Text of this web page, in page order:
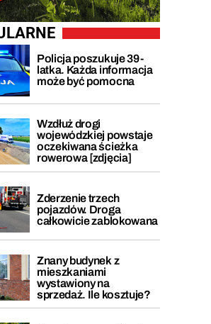
Policja poszukuje 39-
latka. Każda informacja
może być pomocna
Wzdłuż drogi
wojewódzkiej powstaje
oczekiwana ścieżka
rowerowa [zdjęcia]
Zderzenie trzech
pojazdów. Droga
całkowicie zablokowana
Znany budynek z
mieszkaniami
wystawiony na
sprzedaż. Ile kosztuje?